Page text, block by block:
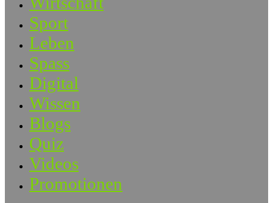
Sport
Leben
Spass
Digital
Wissen
Blogs
Quiz
Videos
Promotionen